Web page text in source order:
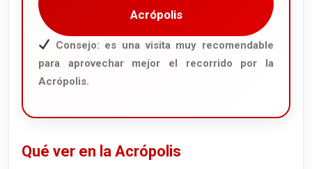
Acrópolis
Consejo: es una visita muy recomendable
para aprovechar mejor el recorrido por la
Acrópolis.
Qué ver en la Acrópolis